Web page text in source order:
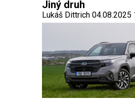
Jiný druh
Lukáš Dittrich 04.08.2025